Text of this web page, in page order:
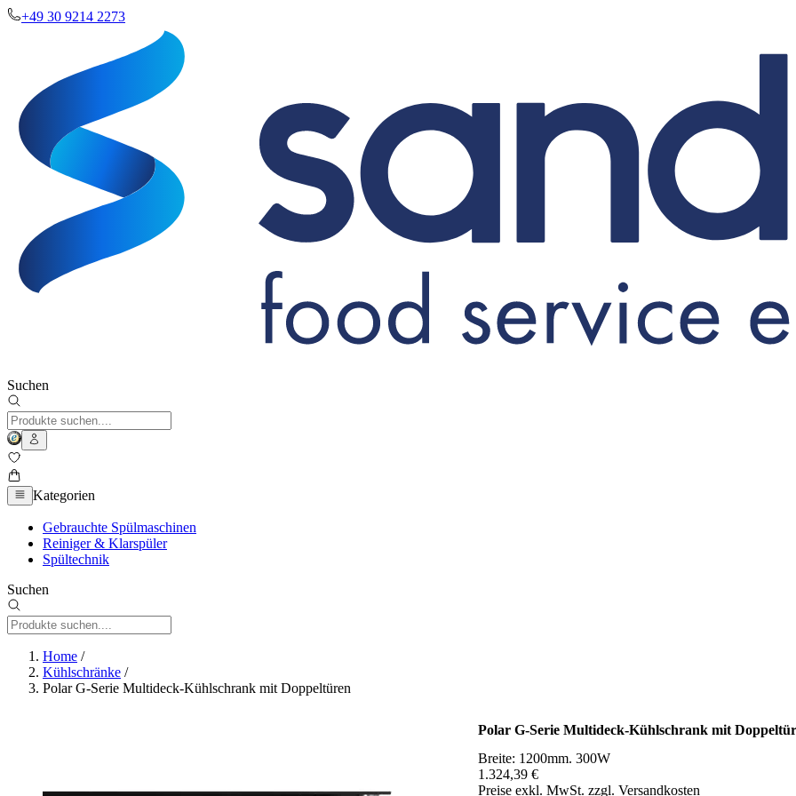
+49 30 9214 2273
Suchen
Kategorien
Gebrauchte Spülmaschinen
Reiniger & Klarspüler
Spültechnik
Suchen
Home /
Kühlschränke /
Polar G-Serie Multideck-Kühlschrank mit Doppeltüren
Polar G-Serie Multideck-Kühlschrank mit
Breite: 1200mm. 300W
1.324,39 €
Preise exkl. MwSt. zzgl. Versandkosten